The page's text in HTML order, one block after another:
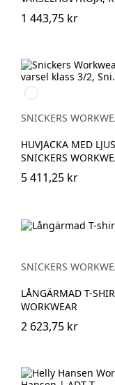
1 443,75 kr
High
vis
yellow/Navy
SNICKERS
HUVJACKA MED
SNICKERS
5 411,25 kr
SNICKERS
LÅNGÄRMAD T-
WORKWEAR
2 623,75 kr